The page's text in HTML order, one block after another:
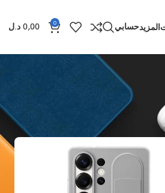
المزيدحسابي 0
0,00 د.ل